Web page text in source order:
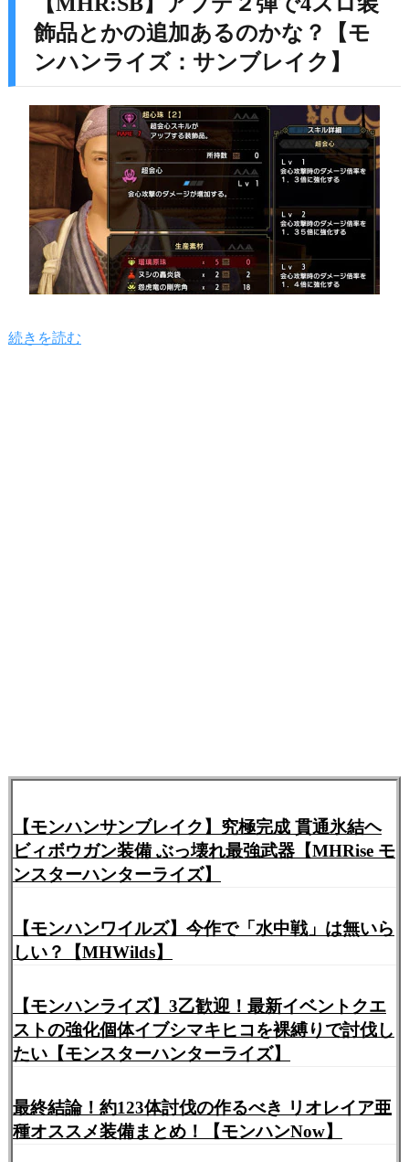
飾品とかの追加あるのかな？【モ
ンハンライズ：サンブレイク】
続きを読む
【モンハンサンブレイク】究極完成 貫通氷結ヘ
ビィボウガン装備 ぶっ壊れ最強武器【MHRise モ
ンスターハンターライズ】
【モンハンワイルズ】今作で「水中戦」は無いら
しい？【MHWilds】
【モンハンライズ】3乙歓迎！最新イベントクエ
ストの強化個体イブシマキヒコを裸縛りで討伐し
たい【モンスターハンターライズ】
最終結論！約123体討伐の作るべき リオレイア亜
種オススメ装備まとめ！【モンハンNow】